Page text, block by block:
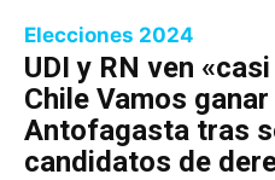
Elecciones 2024
UDI y RN ven
Chile Vamos
Antofagasta tras
candidatos de